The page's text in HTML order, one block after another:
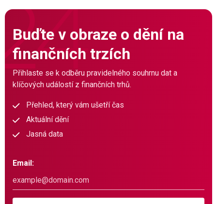
Buďte v obraze o dění na
finančních trzích
Přihlaste se k odběru pravidelného souhrnu dat a
klíčových událostí z finančních trhů.
Přehled, který vám ušetří čas
Aktuální dění
Jasná data
Email: